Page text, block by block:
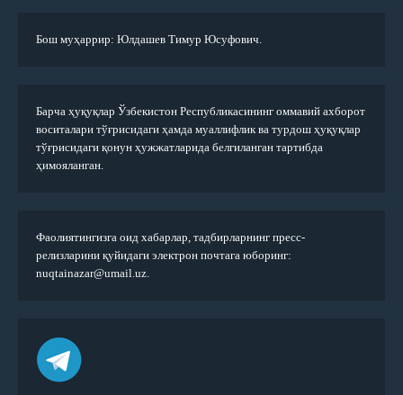
Бош муҳаррир: Юлдашев Тимур Юсуфович.
Барча ҳуқуқлар Ўзбекистон Республикасининг оммавий ахборот
воситалари тўғрисидаги ҳамда муаллифлик ва турдош ҳуқуқлар
тўғрисидаги қонун ҳужжатларида белгиланган тартибда
ҳимояланган.
Фаолиятингизга оид хабарлар, тадбирларнинг пресс-
релизларини қуйидаги электрон почтага юборинг:
nuqtainazar@umail.uz.